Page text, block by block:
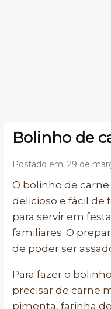
Bolinho de
Postado em: 29 de
O bolinho de
delicioso e fácil de
para servir em
familiares. O
de poder ser
Para fazer o
precisar de carne
pimenta, farinha